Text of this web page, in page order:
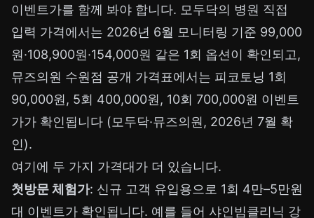
이벤트가를 함께 봐야 합니다. 모두닥의 병원 직접
입력 가격에서는 2026년 6월 모니터링 기준 99,000
원·108,900원·154,000원 같은 1회 옵션이 확인되고,
뮤즈의원 수원점 공개 가격표에서는 피코토닝 1회
90,000원, 5회 400,000원, 10회 700,000원 이벤트
가가 확인됩니다 (모두닥·뮤즈의원, 2026년 7월 확
인).
여기에 두 가지 가격대가 더 있습니다.
첫방문 체험가: 신규 고객 유입용으로 1회 4만–5만원
대 이벤트가 확인됩니다. 예를 들어 샤인빔클리닉 강